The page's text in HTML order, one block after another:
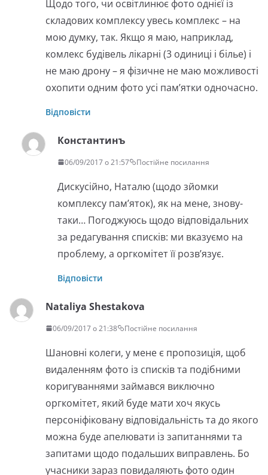
Щодо того, чи освітлинює фото однієї із
складових комплексу увесь комплекс – на
мою думку, так. Якщо я маю, наприклад,
комлекс будівель лікарні (3 одиниці і білье) і
не маю дрону – я фізичне не маю можливості
охопити одним фото усі пам’ятки одночасно.
Відповісти
Константинъ
06/09/2017 о 21:57 Постійне посилання
Дискусійно, Наталю (щодо зйомки
комплексу пам’яток), як на мене, знову-
таки… Погоджуюсь щодо відповідальних
за редагування списків: ми вказуємо на
проблему, а оргкомітет її розв’язує.
Відповісти
Nataliya Shestakova
06/09/2017 о 21:38 Постійне посилання
Шановні колеги, у мене є пропозиція, щоб
видаленням фото із списків та подібними
коригуваннями займався виключно
оргкомітет, який буде мати хоч якусь
персоніфіковану відповідальність та до якого
можна буде апелювати із запитаннями та
запитами щодо подальших виправлень. Бо
учасники зараз повидаляють фото один